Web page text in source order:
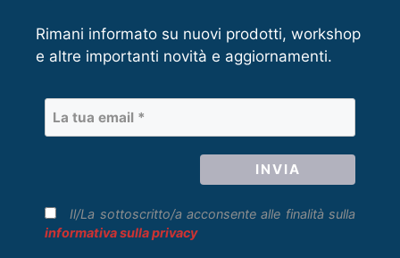
Rimani informato su nuovi prodotti, workshop
e altre importanti novità e aggiornamenti.
Il/La sottoscritto/a acconsente alle finalità sulla
informativa sulla privacy